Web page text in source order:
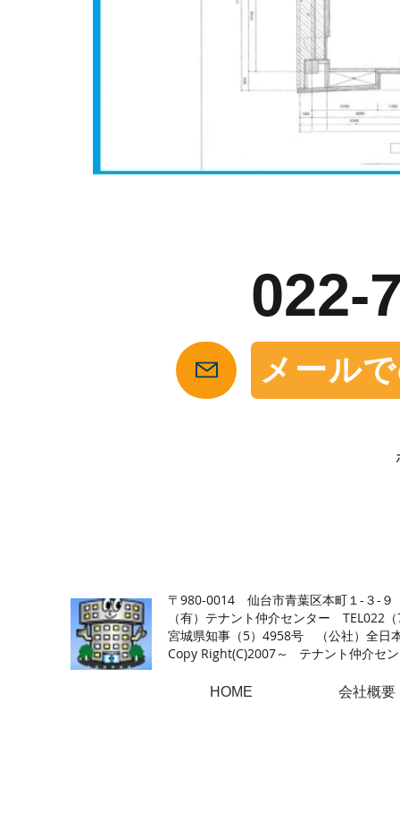
022-
メール
〒980-0014 仙台市青葉区本町１-３-９
（有）テナント仲介センター TEL022
宮城県知事（5）4958号 （公社）全日
Copy Right(C)2007～ テナント仲介セ
HOME 会社概要